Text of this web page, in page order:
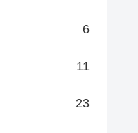
6
11
23